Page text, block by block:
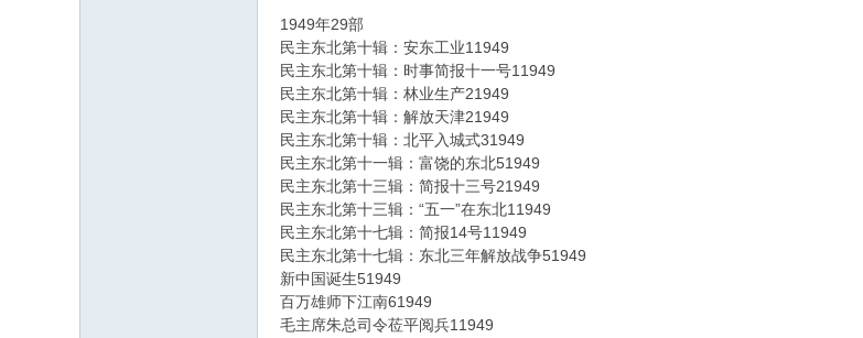
1949年29部
民主东北第十辑：安东工业11949
民主东北第十辑：时事简报十一号11949
民主东北第十辑：林业生产21949
民主东北第十辑：解放天津21949
民主东北第十辑：北平入城式31949
民主东北第十一辑：富饶的东北51949
民主东北第十三辑：简报十三号21949
民主东北第十三辑：“五一”在东北11949
民主东北第十七辑：简报14号11949
民主东北第十七辑：东北三年解放战争51949
新中国诞生51949
百万雄师下江南61949
毛主席朱总司令莅平阅兵11949